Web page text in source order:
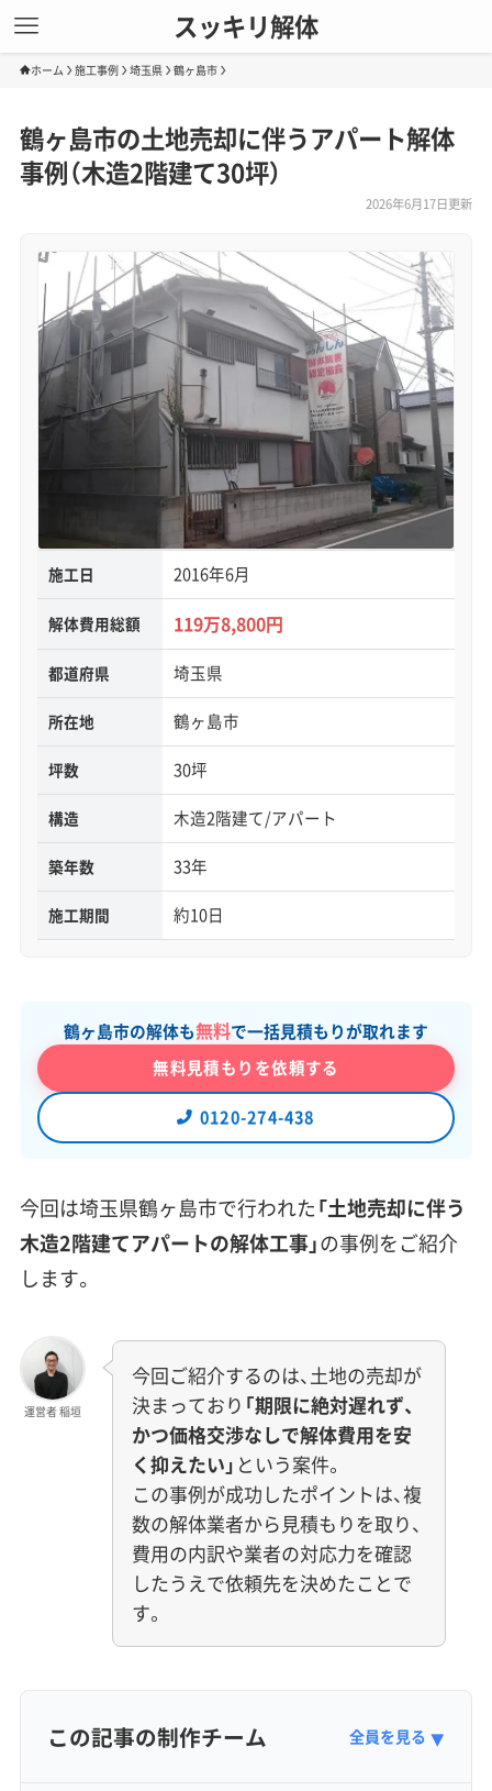
スッキリ解体
ホーム 施工事例 埼玉県 鶴ヶ島市
鶴ヶ島市の土地売却に伴うアパート解体
事例（木造2階建て30坪）
2026年6月17日更新
施工日 2016年6月
解体費用総額 119万8,800円
都道府県 埼玉県
所在地 鶴ヶ島市
坪数 30坪
構造 木造2階建て/アパート
築年数 33年
施工期間 約10日
鶴ヶ島市の解体も無料で一括見積もりが取れます
無料見積もりを依頼する
0120-274-438
今回は埼玉県鶴ヶ島市で行われた「土地売却に伴う
木造2階建てアパートの解体工事」の事例をご紹介
します。
運営者 稲垣
今回ご紹介するのは、土地の売却が
決まっており 「期限に絶対遅れず、
かつ価格交渉なしで解体費用を安
く抑えたい」 という案件。
この事例が成功したポイントは、複
数の解体業者から見積もりを取り、
費用の内訳や業者の対応力を確認
したうえで依頼先を決めたことで
す。
この記事の制作チーム 全員を見る ▼